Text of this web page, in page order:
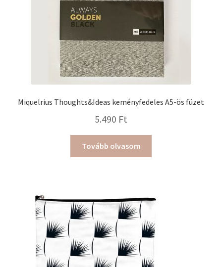
Miquelrius Thoughts&Ideas keményfedeles A5-ös füzet
5.490 Ft
Tovább olvasom